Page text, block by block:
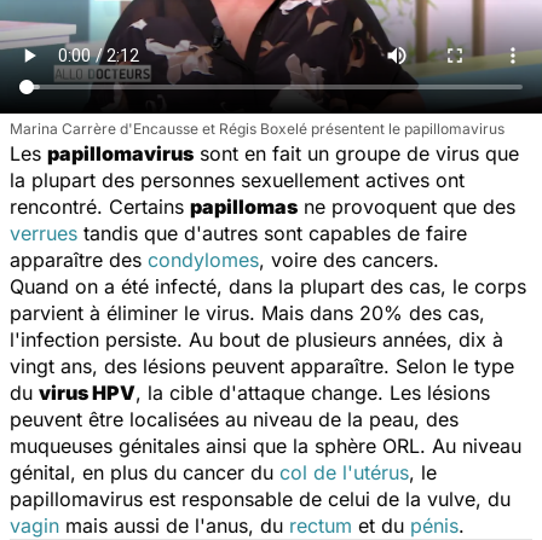
Marina Carrère d'Encausse et Régis Boxelé présentent le papillomavirus
Les papillomavirus sont en fait un groupe de virus que
la plupart des personnes sexuellement actives ont
rencontré. Certains papillomas ne provoquent que des
verrues tandis que d'autres sont capables de faire
apparaître des condylomes, voire des cancers.
Quand on a été infecté, dans la plupart des cas, le corps
parvient à éliminer le virus. Mais dans 20% des cas,
l'infection persiste. Au bout de plusieurs années, dix à
vingt ans, des lésions peuvent apparaître. Selon le type
du virus HPV, la cible d'attaque change. Les lésions
peuvent être localisées au niveau de la peau, des
muqueuses génitales ainsi que la sphère ORL. Au niveau
génital, en plus du cancer du col de l'utérus, le
papillomavirus est responsable de celui de la vulve, du
vagin mais aussi de l'anus, du rectum et du pénis.